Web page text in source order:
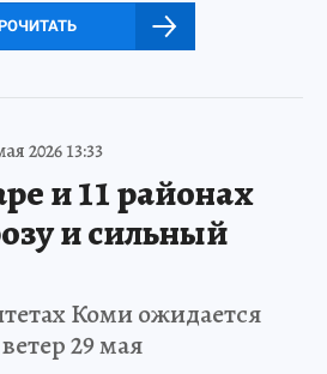
2026 13:33
и 11 районах
и сильный
Коми ожидается
29 мая